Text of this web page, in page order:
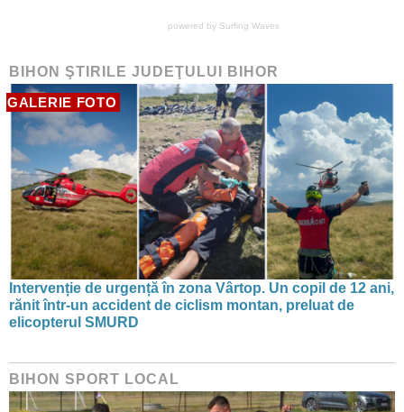
powered by Surfing Waves
BIHON ŞTIRILE JUDEŢULUI BIHOR
GALERIE FOTO
Intervenție de urgență în zona Vârtop. Un copil de 12 ani,
rănit într-un accident de ciclism montan, preluat de
elicopterul SMURD
BIHON SPORT LOCAL